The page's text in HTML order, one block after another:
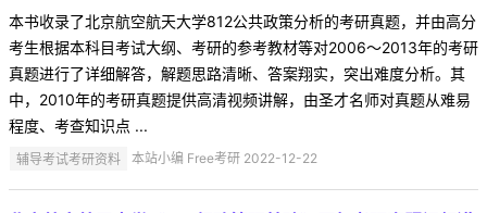
本书收录了北京航空航天大学812公共政策分析的考研真题，并由高分
考生根据本科目考试大纲、考研的参考教材等对2006～2013年的考研
真题进行了详细解答，解题思路清晰、答案翔实，突出难度分析。其
中，2010年的考研真题提供高清视频讲解，由圣才名师对真题从难易
程度、考查知识点 ...
辅导考试考研资料 本站小编 Free考研 2022-12-22